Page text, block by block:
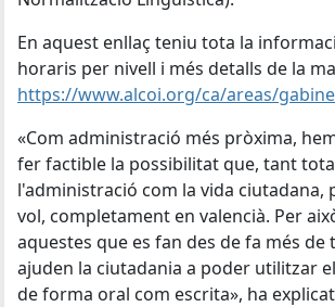
En aquest enllaç teniu tota la
horaris per nivell i més detalls de la
https://www.alcoi.org/ca/areas/
«Com administració més pròxima,
fer factible la possibilitat que, tant
l'administració com la vida ciutadana,
vol, completament en valencià. Per
aquestes que es fan des de fa més de
ajuden la ciutadania a poder utilitzar
de forma oral com escrita», ha